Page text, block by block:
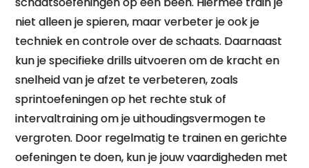
niet alleen je spieren, maar verbeter je ook je
techniek en controle over de schaats. Daarnaast
kun je specifieke drills uitvoeren om de kracht en
snelheid van je afzet te verbeteren, zoals
sprintoefeningen op het rechte stuk of
intervaltraining om je uithoudingsvermogen te
vergroten. Door regelmatig te trainen en gerichte
oefeningen te doen, kun je jouw vaardigheden met